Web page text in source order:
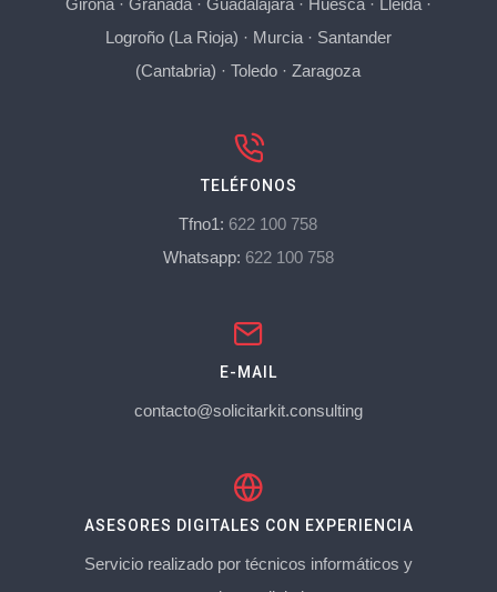
Logroño (La Rioja) · Murcia· Santander
(Cantabria) ·Toledo ·Zaragoza
TELÉFONOS
Tfno1: 622 100 758
Whatsapp: 622 100 758
E-MAIL
contacto@solicitarkit.consulting
ASESORES DIGITALES CON EXPERIENCIA
Servicio realizado por técnicos informáticos y